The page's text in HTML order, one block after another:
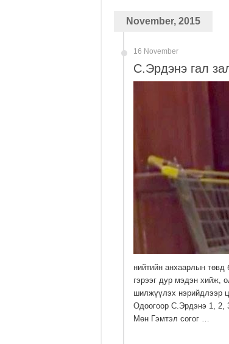
November, 2015
16 November
С.Эрдэнэ гал
нийтийн анхаарлын
гэрээг дур мэдэн хийж,
шилжүүлэх нэрийдлээр
Одоогоор С.Эрдэнэ 1, 2,
Мөн Гэмтэл согог …